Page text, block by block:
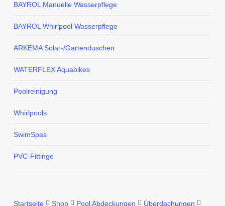
BAYROL Manuelle Wasserpflege
BAYROL Whirlpool Wasserpflege
ARKEMA Solar-/Gartenduschen
WATERFLEX Aquabikes
Poolreinigung
Whirlpools
SwimSpas
PVC-Fittinge
Startseite Shop Pool Abdeckungen
Überdachungen